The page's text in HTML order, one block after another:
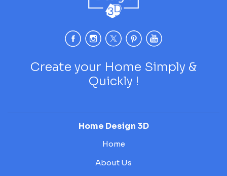
Create your Home Simply &
Quickly !
Home Design 3D
Home
About Us